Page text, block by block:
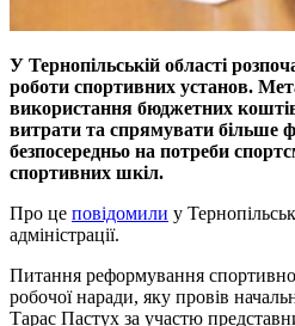
У Тернопільській області
роботи спортивних установ.
використання бюджетних
витрати та спрямувати більше
безпосередньо на потреби
спортивних шкіл.
Про це повідомили у
адміністрації.
Питання реформування
робочої наради, яку провів
Тарас Пастух за участю